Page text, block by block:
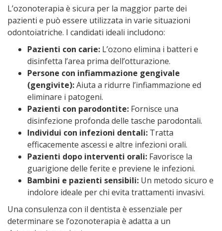
L’ozonoterapia è sicura per la maggior parte dei
pazienti e può essere utilizzata in varie situazioni
odontoiatriche. I candidati ideali includono:
Pazienti con carie: L’ozono elimina i batteri e
disinfetta l’area prima dell’otturazione.
Persone con infiammazione gengivale
(gengivite):Aiuta a ridurre l’infiammazione ed
eliminare i patogeni.
Pazienti con parodontite: Fornisce una
disinfezione profonda delle tasche parodontali.
Individui con infezioni dentali: Tratta
efficacemente ascessi e altre infezioni orali.
Pazienti dopo interventi orali: Favorisce la
guarigione delle ferite e previene le infezioni.
Bambini e pazienti sensibili: Un metodo sicuro e
indolore ideale per chi evita trattamenti invasivi.
Una consulenza con il dentista è essenziale per
determinare se l’ozonoterapia è adatta a un